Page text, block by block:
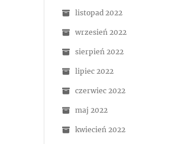
listopad 2022
wrzesień 2022
sierpień 2022
lipiec 2022
czerwiec 2022
maj 2022
kwiecień 2022